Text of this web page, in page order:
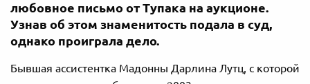
любовное письмо от Тупака на аукционе.
Узнав об этом знаменитость подала в суд,
однако проиграла дело.
Бывшая ассистентка Мадонны Дарлина Лутц, с которой